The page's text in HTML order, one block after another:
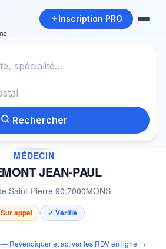
Inscription PRO
Rechercher
✓
MÉDECIN
JEAN-PAUL
Saint-Pierre 90,7000MONS
appel ✓ Vérifié
Revendiquer et activer les RDV en ligne →